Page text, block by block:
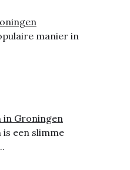
manier in
in Groningen
een slimme